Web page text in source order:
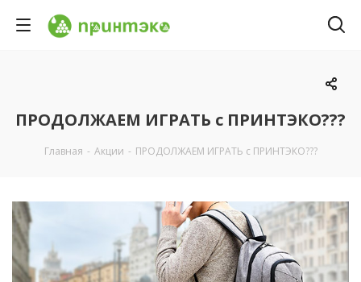
ПРОДОЛЖАЕМ ИГРАТЬ с ПРИНТЭКО???
Главная - Акции - ПРОДОЛЖАЕМ ИГРАТЬ с ПРИНТЭКО???